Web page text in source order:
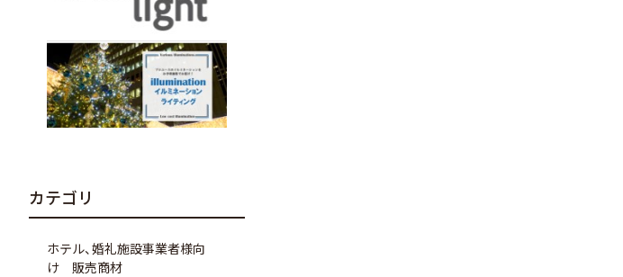
カテゴリ
ホテル、婚礼施設事業者様向
け 販売商材